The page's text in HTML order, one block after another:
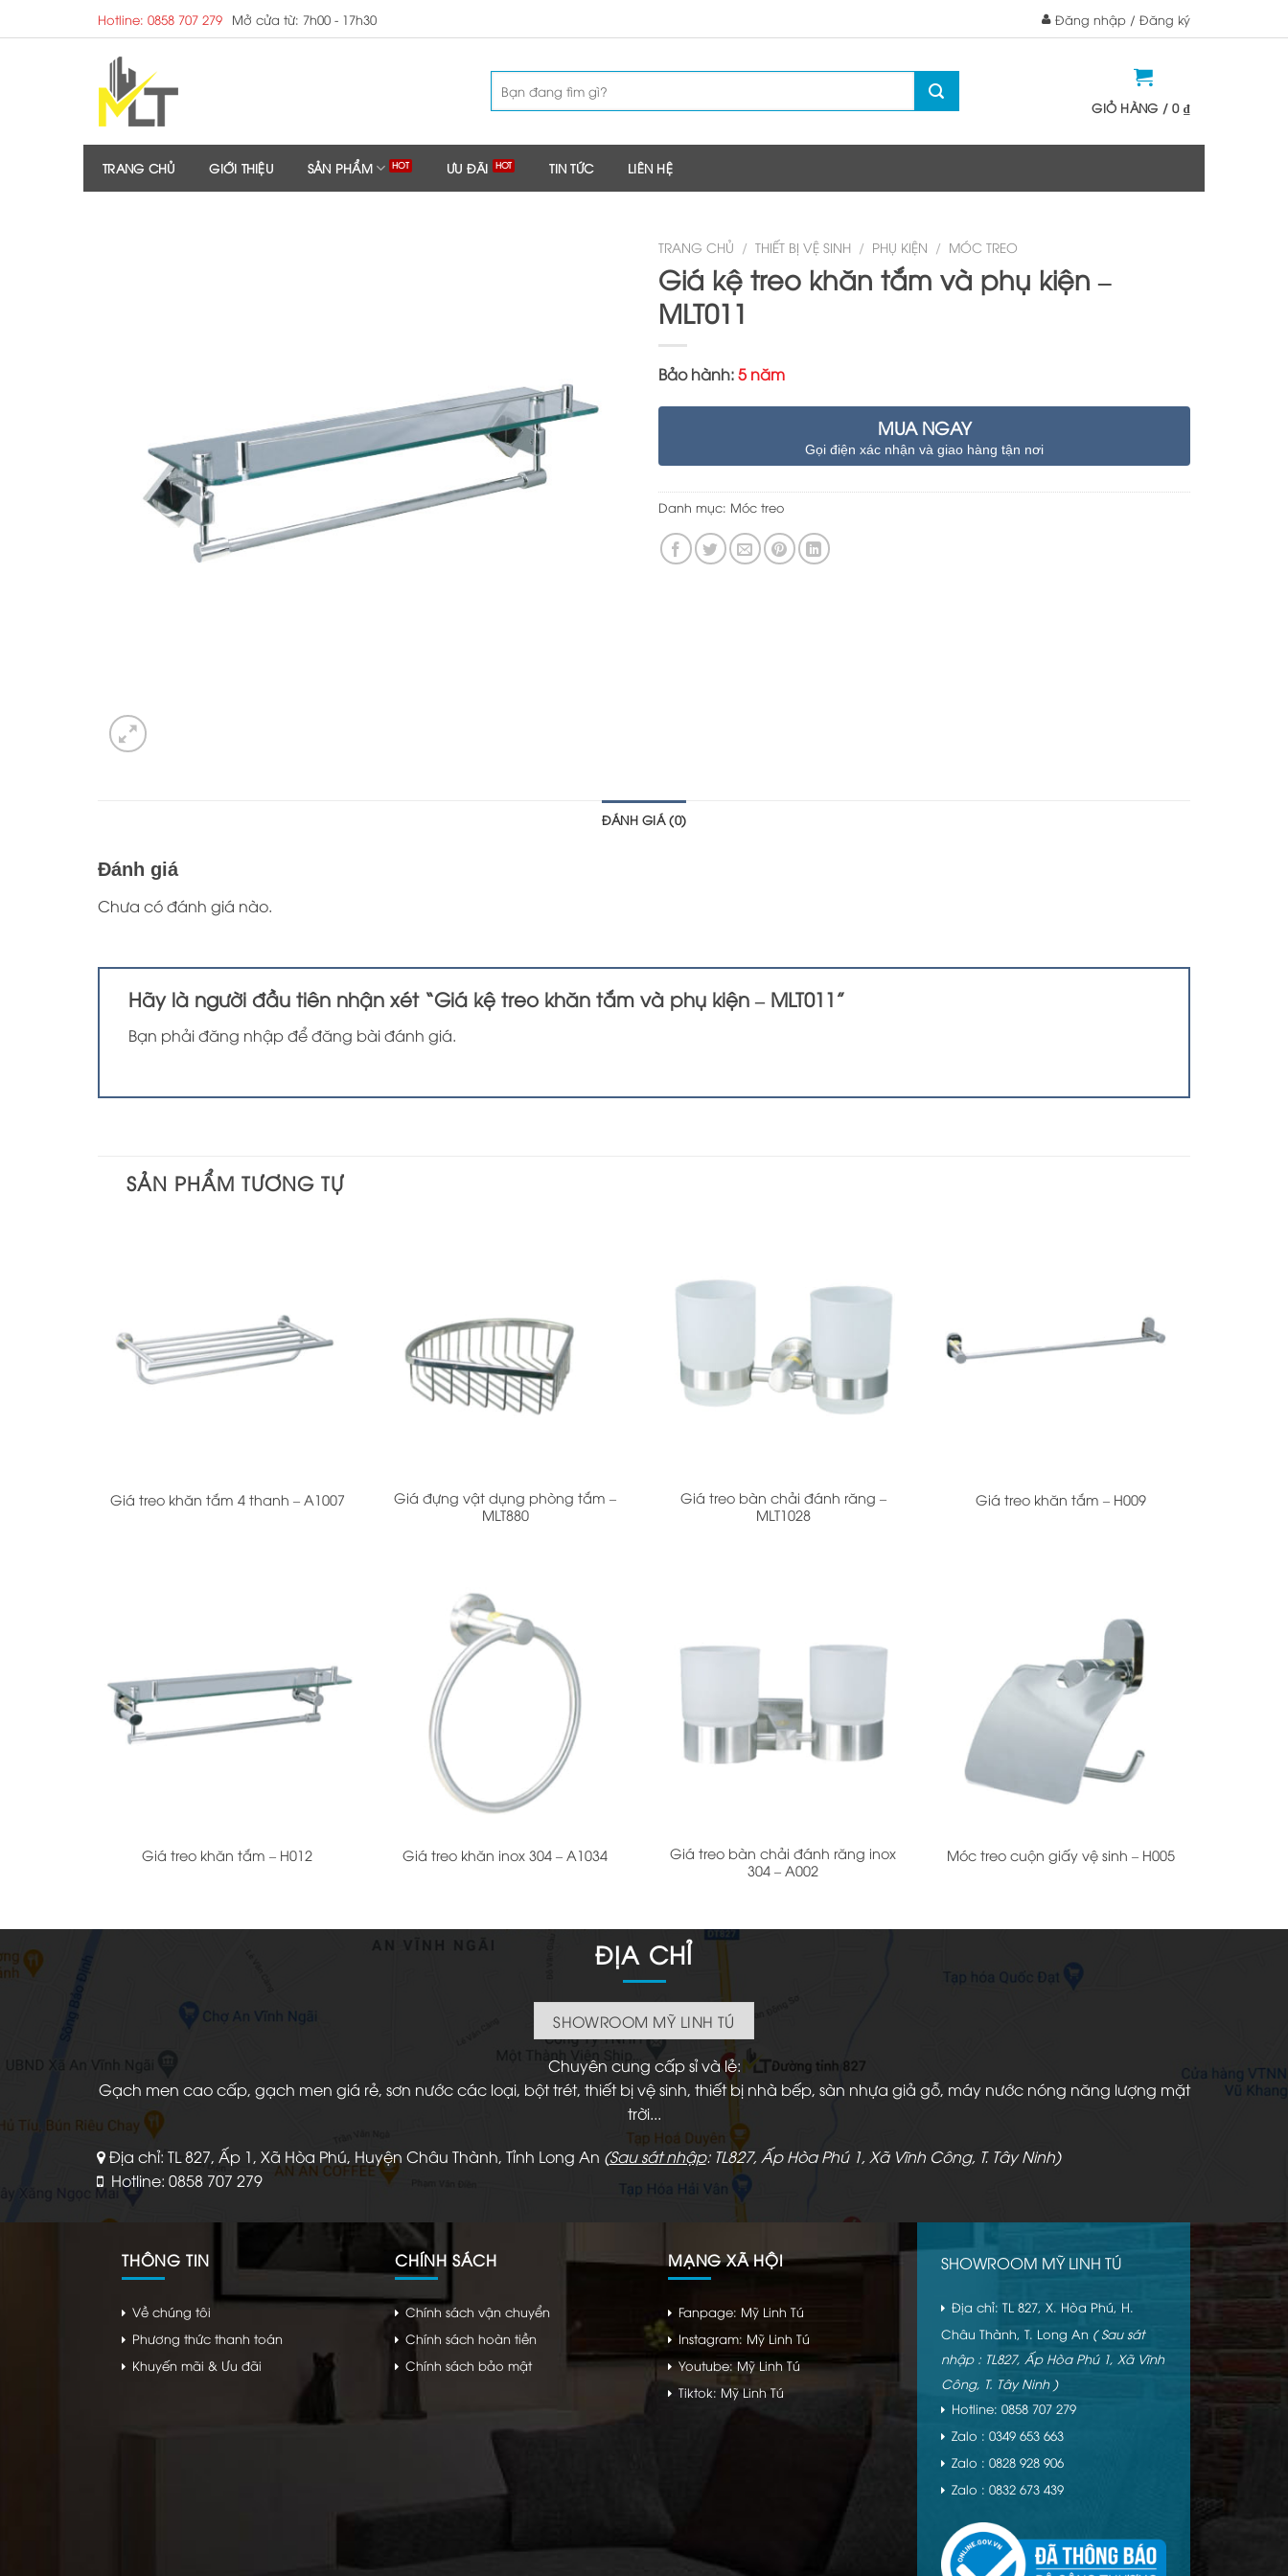
to
Hotline: 0858 707 279 Mở cửa từ: 7h00 - 17h30 Đăng nhập / Đăng ký
kiếm:
GIỎ HÀNG /0 ₫
TRANG CHỦ GIỚI THIỆU SẢN PHẨM ƯU ĐÃI TIN TỨC LIÊN HỆ
TRANG CHỦ / THIẾT BỊ VỆ SINH / PHỤ KIỆN / MÓC TREO
Giá kệ treo khăn tắm và phụ kiện –
MLT011
Bảo hành:5 năm
MUA NGAY
Gọi điện xác nhận và giao hàng tận nơi
Danh mục: Móc treo
ĐÁNH GIÁ (0)
Đánh giá
Chưa có đánh giá nào.
Hãy là người đầu tiên nhận xét “Giá kệ treo khăn tắm và phụ kiện – MLT011”
Bạn phảiđăng nhậpđể đăng bài đánh giá.
SẢN PHẨM TƯƠNG TỰ
Giá treo khăn tắm 4 thanh – A1007
Giá đựng vật dụng phòng tắm –
MLT880
Giá treo bàn chải đánh răng –
MLT1028
Giá treo khăn tắm – H009
Giá treo khăn tắm – H012 Giá treo khăn inox 304 – A1034
Giá treo bàn chải đánh răng inox
304 – A002
Móc treo cuộn giấy vệ sinh – H005
ĐỊA CHỈ
SHOWROOM MỸ LINH TÚ
Chuyên cung cấp sỉ và lẻ:
Gạch men cao cấp, gạch men giá rẻ, sơn nước các loại, bột trét, thiết bị vệ sinh, thiết bị nhà bếp, sàn nhựa giả gỗ, máy nước nóng năng lượng mặt
trời...
Địa chỉ: TL 827, Ấp 1, Xã Hòa Phú, Huyện Châu Thành, Tỉnh Long An (Sau sát nhập: TL827, Ấp Hòa Phú 1, Xã Vĩnh Công, T. Tây Ninh)
Hotline: 0858 707 279
THÔNG TIN
Về chúng tôi
Phương thức thanh toán
Khuyến mãi & Ưu đãi
CHÍNH SÁCH
Chính sách vận chuyển
Chính sách hoàn tiền
Chính sách bảo mật
MẠNG XÃ HỘI
Fanpage: Mỹ Linh Tú
Instagram: Mỹ Linh Tú
Youtube: Mỹ Linh Tú
Tiktok: Mỹ Linh Tú
SHOWROOM MỸ LINH TÚ
Địa chỉ: TL 827, X. Hòa Phú, H.
Châu Thành, T. Long An ( Sau sát
nhập : TL827, Ấp Hòa Phú 1, Xã Vĩnh
Công, T. Tây Ninh )
Hotline: 0858 707 279
Zalo : 0349 653 663
Zalo : 0828 928 906
Zalo : 0832 673 439